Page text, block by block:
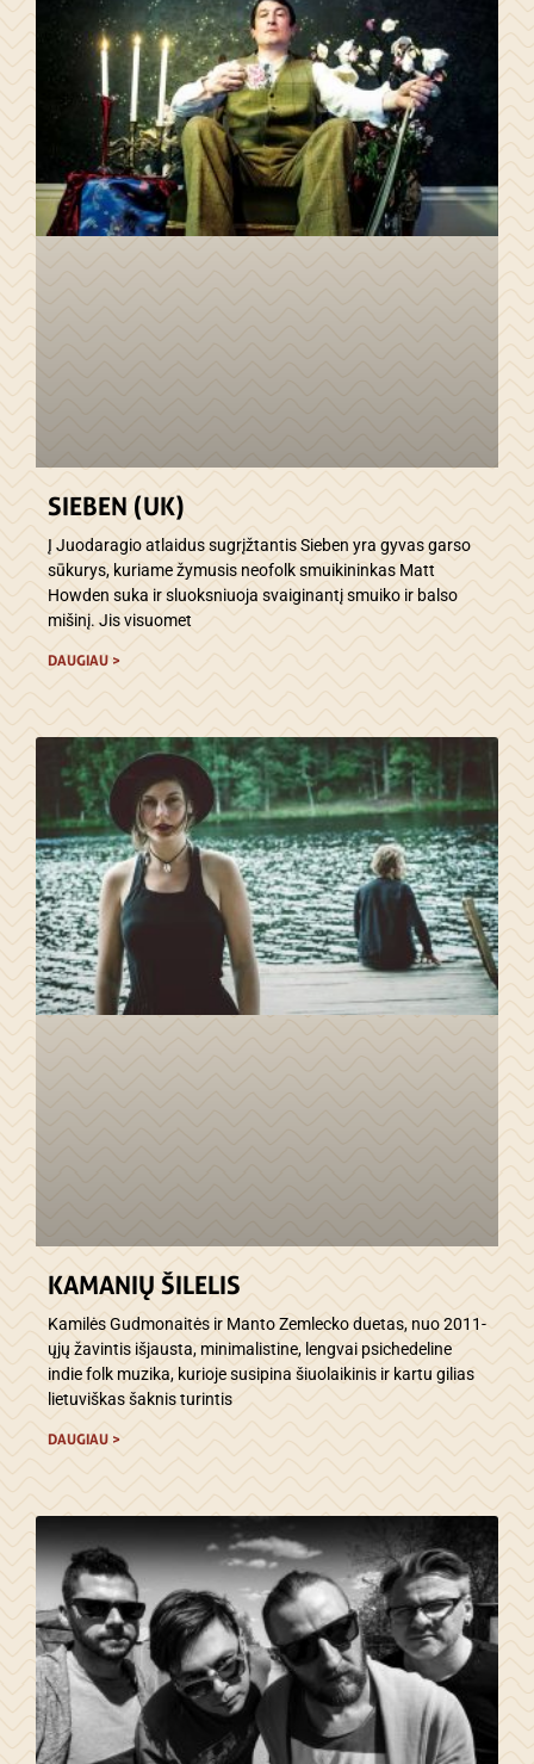
SIEBEN (UK)
Į Juodaragio atlaidus sugrįžtantis Sieben yra gyvas garso
sūkurys, kuriame žymusis neofolk smuikininkas Matt
Howden suka ir sluoksniuoja svaiginantį smuiko ir balso
mišinį. Jis visuomet
DAUGIAU >
KAMANIŲ ŠILELIS
Kamilės Gudmonaitės ir Manto Zemlecko duetas, nuo 2011-
ųjų žavintis išjausta, minimalistine, lengvai psichedeline
indie folk muzika, kurioje susipina šiuolaikinis ir kartu gilias
lietuviškas šaknis turintis
DAUGIAU >